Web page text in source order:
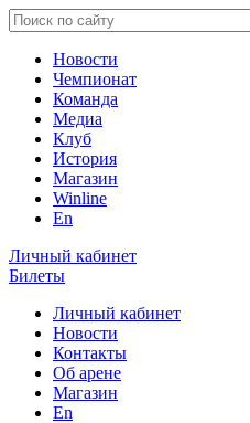
Новости
Чемпионат
Команда
Медиа
Клуб
История
Магазин
Winline
En
Личный кабинет
Билеты
Личный кабинет
Новости
Контакты
Об арене
Магазин
En